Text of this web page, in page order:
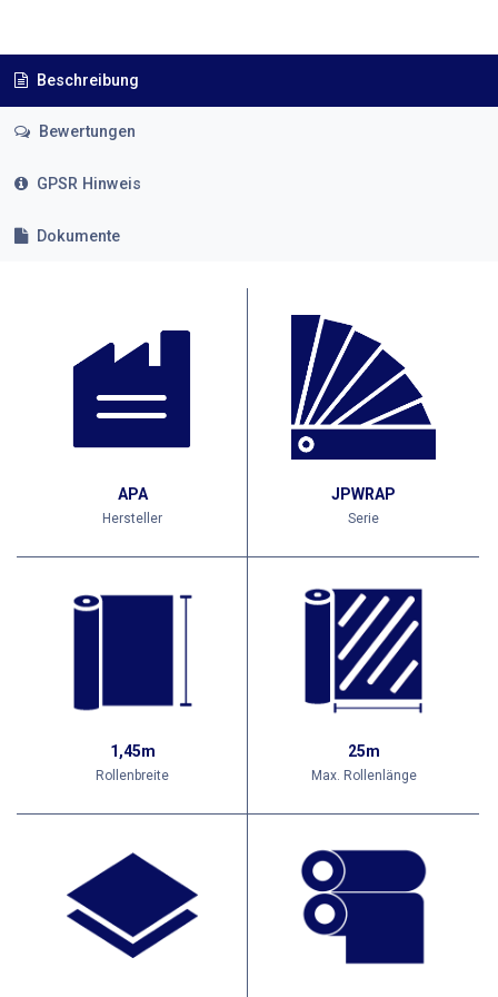
Beschreibung
Bewertungen
GPSR Hinweis
Dokumente
APA
Hersteller
JPWRAP
Serie
1,45m
Rollenbreite
25m
Max. Rollenlänge